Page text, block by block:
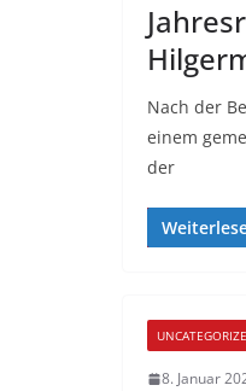
Nach der
einem
der
8. Januar